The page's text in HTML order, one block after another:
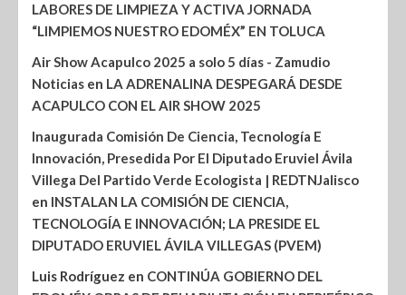
LABORES DE LIMPIEZA Y ACTIVA JORNADA
“LIMPIEMOS NUESTRO EDOMÉX” EN TOLUCA
Air Show Acapulco 2025 a solo 5 días - Zamudio
Noticias en LA ADRENALINA DESPEGARÁ DESDE
ACAPULCO CON EL AIR SHOW 2025
Inaugurada Comisión De Ciencia, Tecnología E
Innovación, Presedida Por El Diputado Eruviel Ávila
Villega Del Partido Verde Ecologista | REDTNJalisco
en INSTALAN LA COMISIÓN DE CIENCIA,
TECNOLOGÍA E INNOVACIÓN; LA PRESIDE EL
DIPUTADO ERUVIEL ÁVILA VILLEGAS (PVEM)
Luis Rodríguez en CONTINÚA GOBIERNO DEL